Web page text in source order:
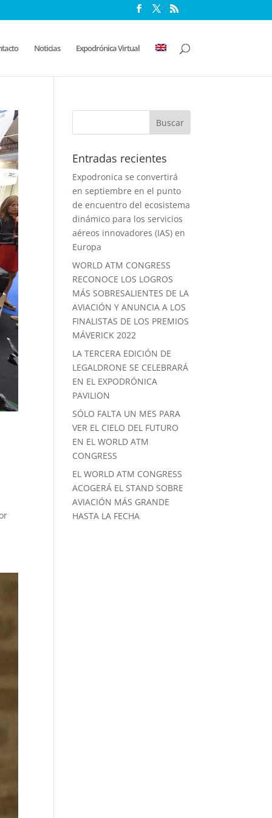
Noticias Expodrónica Virtual
Entradas recientes
Expodronica se convertirá
en septiembre en el punto
de encuentro del ecosistema
dinámico para los servicios
aéreos innovadores (IAS) en
Europa
WORLD ATM CONGRESS
RECONOCE LOS LOGROS
MÁS SOBRESALIENTES DE LA
AVIACIÓN Y ANUNCIA A LOS
FINALISTAS DE LOS PREMIOS
MÁVERICK 2022
LA TERCERA EDICIÓN DE
LEGALDRONE SE CELEBRARÁ
EN EL EXPODRÓNICA
PAVILION
SÓLO FALTA UN MES PARA
VER EL CIELO DEL FUTURO
EN EL WORLD ATM
CONGRESS
EL WORLD ATM CONGRESS
ACOGERÁ EL STAND SOBRE
AVIACIÓN MÁS GRANDE
HASTA LA FECHA